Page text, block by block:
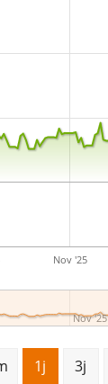
Nov '25
Nov '25
1j 3j